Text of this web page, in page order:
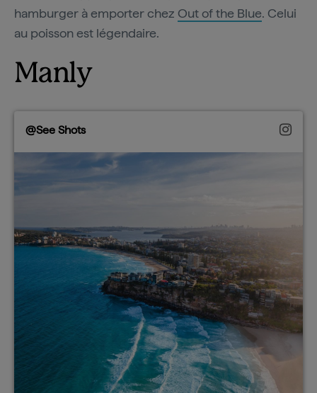
hamburger à emporter chez Out of the Blue. Celui
au poisson est légendaire.
Manly
@See Shots